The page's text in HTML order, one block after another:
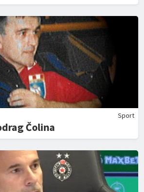
Sport
Čolina